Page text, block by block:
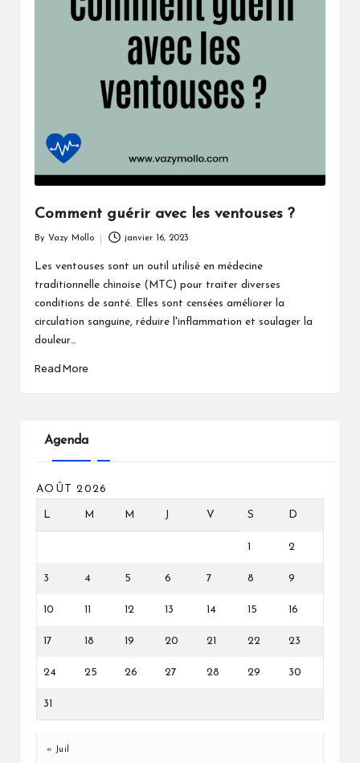
Comment guérir avec les ventouses ?
by
By Vazy Mollo janvier 16, 2023
Les ventouses sont un outil utilisé en médecine
traditionnelle chinoise (MTC) pour traiter diverses
conditions de santé. Elles sont censées améliorer la
circulation sanguine, réduire l'inflammation et soulager la
douleur…
Read More
Agenda
AOÛT 2026
L M M J V S D
1 2
3 4 5 6 7 8 9
10 11 12 13 14 15 16
17 18 19 20 21 22 23
24 25 26 27 28 29 30
31
« Juil